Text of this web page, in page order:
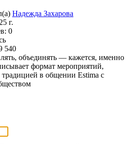
Надежда Захарова
г.
0
540
объединять — кажется, именно
формат мероприятий,
традицией в общении Estima с